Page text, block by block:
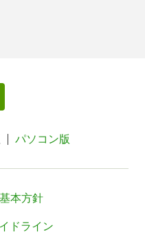
パソコン版
本方針
ドライン